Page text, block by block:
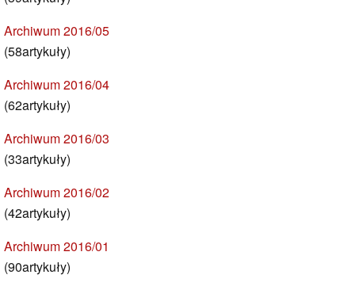
Archiwum 2016/05
(58artykuły)
Archiwum 2016/04
(62artykuły)
Archiwum 2016/03
(33artykuły)
Archiwum 2016/02
(42artykuły)
Archiwum 2016/01
(90artykuły)